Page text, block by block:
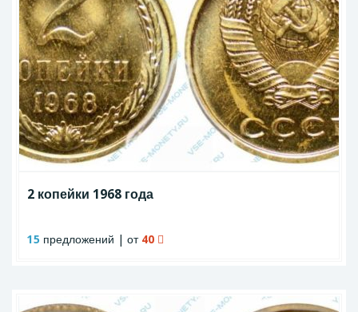
2 копейки 1968 года
15 предложений | от 40